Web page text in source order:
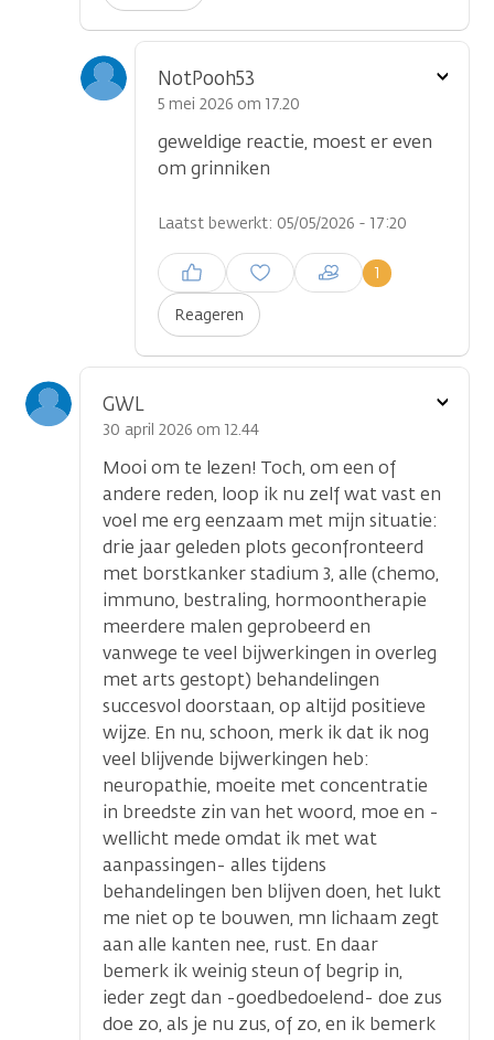
NotPooh53
5 mei 2026 om 17.20
geweldige reactie, moest er even
om grinniken
Laatst bewerkt: 05/05/2026 - 17:20
Reageren
1
Inloggen om een reactie te
plaatsen
Toon
GWL
30 april 2026 om 12.44
Mooi om te lezen! Toch, om een of
andere reden, loop ik nu zelf wat vast en
voel me erg eenzaam met mijn situatie:
drie jaar geleden plots geconfronteerd
met borstkanker stadium 3, alle (chemo,
immuno, bestraling, hormoontherapie
meerdere malen geprobeerd en
vanwege te veel bijwerkingen in overleg
met arts gestopt) behandelingen
succesvol doorstaan, op altijd positieve
wijze. En nu, schoon, merk ik dat ik nog
veel blijvende bijwerkingen heb:
neuropathie, moeite met concentratie
in breedste zin van het woord, moe en -
wellicht mede omdat ik met wat
aanpassingen- alles tijdens
behandelingen ben blijven doen, het lukt
me niet op te bouwen, mn lichaam zegt
aan alle kanten nee, rust. En daar
bemerk ik weinig steun of begrip in,
ieder zegt dan -goedbedoelend- doe zus
doe zo, als je nu zus, of zo, en ik bemerk
Toon